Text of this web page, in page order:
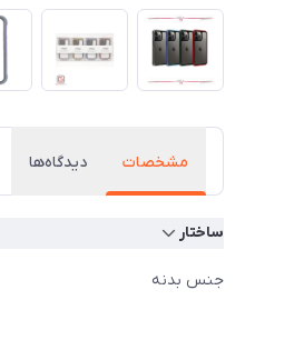
مشخصات دیدگاه‌ها
ساختار
جنس بدنه